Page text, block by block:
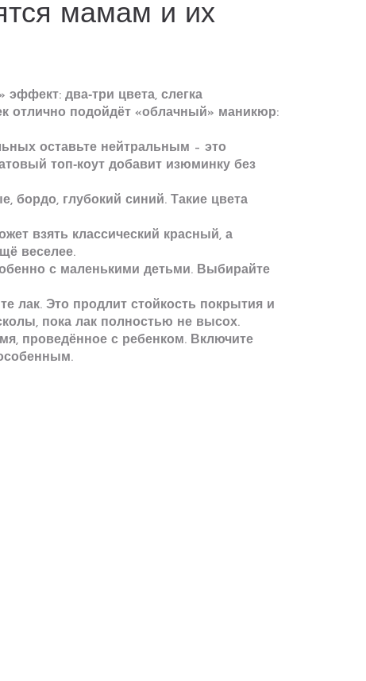
мамам и их
два‑три цвета, слегка
отлично подойдёт «облачный» маникюр:
оставьте нейтральным – это
топ‑коут добавит изюминку без
бордо, глубокий синий. Такие цвета
взять классический красный, а
веселее.
с маленькими детьми. Выбирайте
лак. Это продлит стойкость покрытия и
пока лак полностью не высох.
проведённое с ребенком. Включите